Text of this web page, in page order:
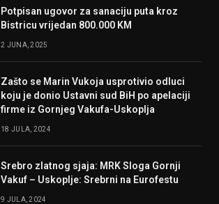
Potpisan ugovor za sanaciju puta kroz
Bistricu vrijedan 800.000 KM
2 JUNA, 2025
Zašto se Marin Vukoja usprotivio odluci
koju je donio Ustavni sud BiH po apelaciji
firme iz Gornjeg Vakufa-Uskoplja
18 JULA, 2024
Srebro zlatnog sjaja: MRK Sloga Gornji
Vakuf – Uskoplje: Srebrni na Eurofestu
9 JULA, 2024